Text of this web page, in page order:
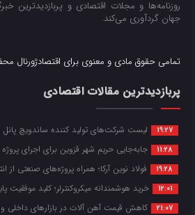
روزنامه‌ها و مجلات اقتصادی و پربازدیدترین
جهان گردآوری می‌کند.
تمامی حقوق مادی و معنوی برای اقتصادژورنال
پربازدیدترین مقالات اقتصادی
19:27 لیست شرکت‌های تولید کننده ساندویچ پانل
11:28 جابه‌جایی حریم شهر قزوین برای اجرای پروژه
19:28 فولاد نوین آرکا؛ همراه پروژه‌های صنعتی از
12:01 خرید هوشمندانه میکروکنترلر؛ کلید موفقیت
21:07 کاهش قیمت آهن آلات در بازارهای داخلی